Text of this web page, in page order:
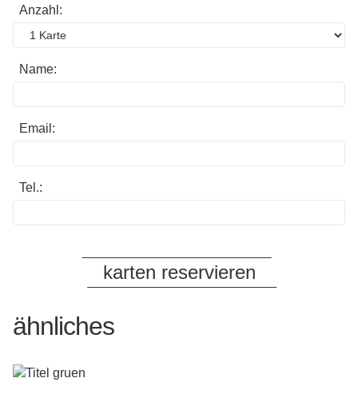
Anzahl:
Name:
Email:
Tel.:
ähnliches